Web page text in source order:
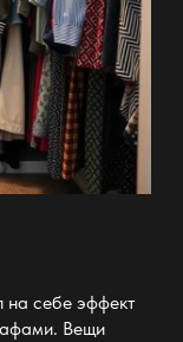
на себе эффект
. Вещи